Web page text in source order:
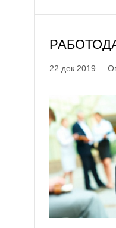
22 дек 2019